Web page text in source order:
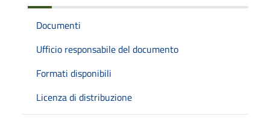
Documenti
Ufficio responsabile del documento
Formati disponibili
Licenza di distribuzione